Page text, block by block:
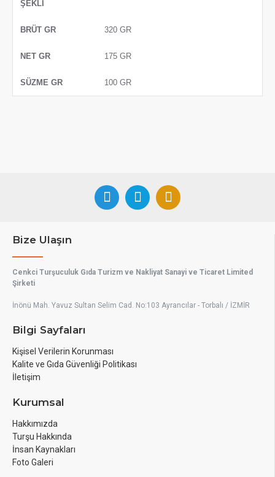
320 GR
175 GR
100 GR
Bize Ulaşın
Cenkci Turşuculuk Gıda Turizm ve Nakliyat Sanayi ve Ticaret Limited
Şirketi
İnönü Mah. Yavuz Sultan Selim Cad. No:103 Ayrancılar - Torbalı / İZMİR
Bilgi Sayfaları
Kişisel Verilerin Korunması
Kalite ve Gıda Güvenliği Politikası
İletişim
Kurumsal
Hakkımızda
Turşu Hakkında
İnsan Kaynakları
Foto Galeri